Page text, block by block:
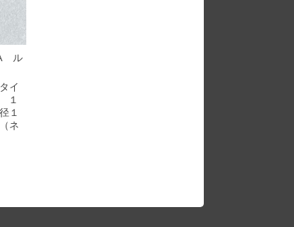
ル
イ
１
１
ネ